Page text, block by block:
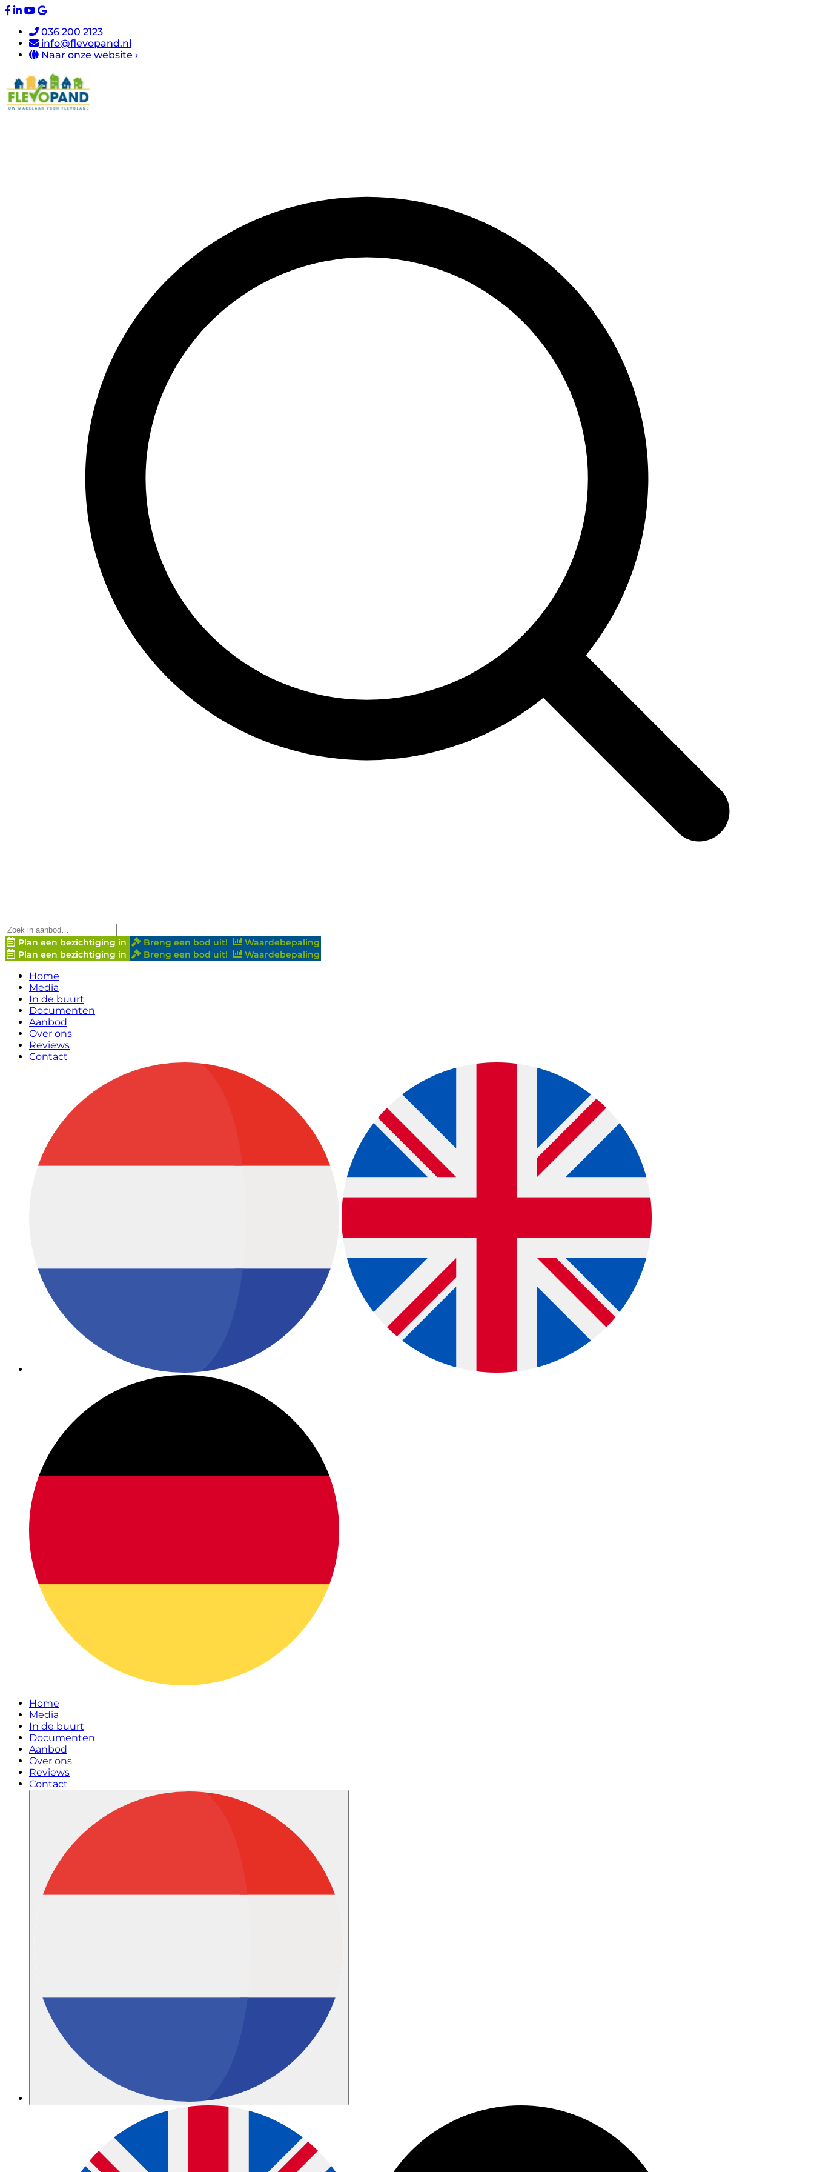
036 200 2123
info@flevopand.nl
Naar onze website ›
Plan een bezichtiging in Breng een bod uit!
Waardebepaling
Plan een bezichtiging in
Breng een bod uit! Waardebepaling
Home
Media
In de buurt
Documenten
Aanbod
Over ons
Reviews
Contact
Home
Media
In de buurt
Documenten
Aanbod
Over ons
Reviews
Contact